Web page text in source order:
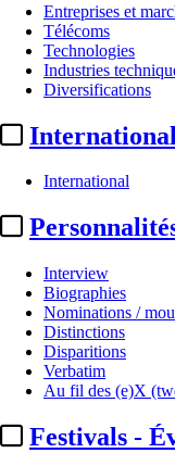
Entreprises et
Télécoms
Technologies
Industries
Diversifications
International
International
Interview
Biographies
Nominations /
Distinctions
Disparitions
Verbatim
Au fil des (e)X
Festivals -
Production
Netflix :
US de «
film en ...
Par
YD
Actualité n° 348770|